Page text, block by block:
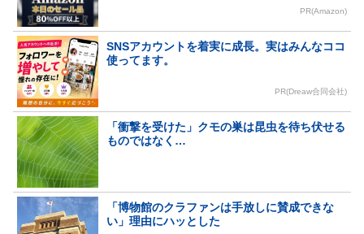
PR(Amazon)
SNSアカウントを着実に成長。実はみんなココ
使ってます。
PR(Dreaw合同会社)
「衝撃を受けた」クモの巣は昆虫を待ち伏せる
ものではなく…
「博物館のクラファンは手放しに賛成できな
い」理由にハッとした